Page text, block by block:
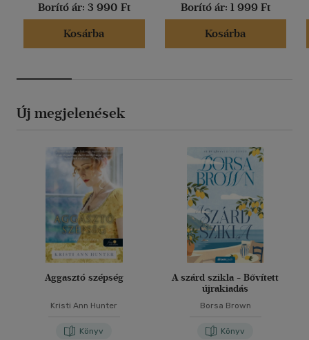
Borító ár: 3 990 Ft
Kosárba
Borító ár: 1 999 Ft
Kosárba
Új megjelenések
Aggasztó szépség
Kristi Ann Hunter
Könyv
A szárd szikla - Bővített
újrakiadás
Borsa Brown
Könyv